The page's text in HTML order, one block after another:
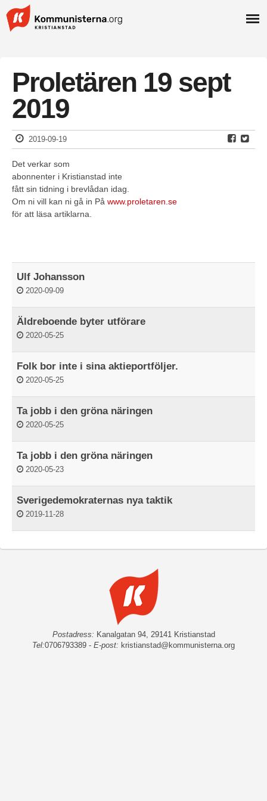
Proletären 19 sept
2019
2019-09-19
Det verkar som
abonnenter i Kristianstad inte
fått sin tidning i brevlådan idag.
Om ni vill kan ni gå in På www.proletaren.se
för att läsa artiklarna.
Ulf Johansson
2020-09-09
Äldreboende byter utförare
2020-05-25
Folk bor inte i sina aktieportföljer.
2020-05-25
Ta jobb i den gröna näringen
2020-05-25
Ta jobb i den gröna näringen
2020-05-23
Sverigedemokraternas nya taktik
2019-11-28
Postadress: Kanalgatan 94, 29141 Kristianstad
Tel:0706793389 - E-post: kristianstad@kommunisterna.org